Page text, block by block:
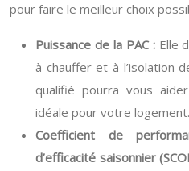
pour faire le meilleur choix
Puissance de la PAC : Elle
à chauffer et à l’isolation
qualifié pourra vous
idéale pour votre logement.
Coefficient de
d’efficacité saisonnier